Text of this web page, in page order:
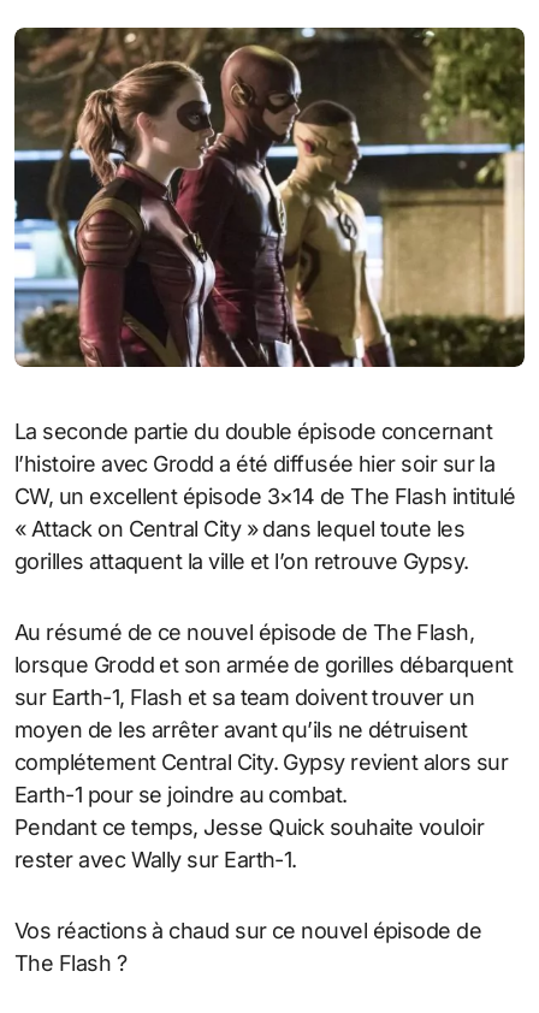
La seconde partie du double épisode concernant
l’histoire avec Grodd a été diffusée hier soir sur la
CW, un excellent épisode 3×14 de The Flash intitulé
« Attack on Central City » dans lequel toute les
gorilles attaquent la ville et l’on retrouve Gypsy.
Au résumé de ce nouvel épisode de The Flash,
lorsque Grodd et son armée de gorilles débarquent
sur Earth-1, Flash et sa team doivent trouver un
moyen de les arrêter avant qu’ils ne détruisent
complétement Central City. Gypsy revient alors sur
Earth-1 pour se joindre au combat.
Pendant ce temps, Jesse Quick souhaite vouloir
rester avec Wally sur Earth-1.
Vos réactions à chaud sur ce nouvel épisode de
The Flash ?